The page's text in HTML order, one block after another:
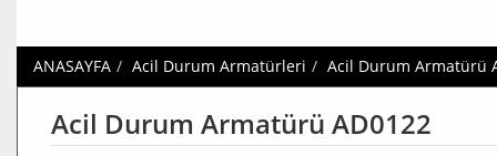
ANASAYFA Acil Durum Armatürleri Acil Durum Armatürü
Acil Durum Armatürü AD0122